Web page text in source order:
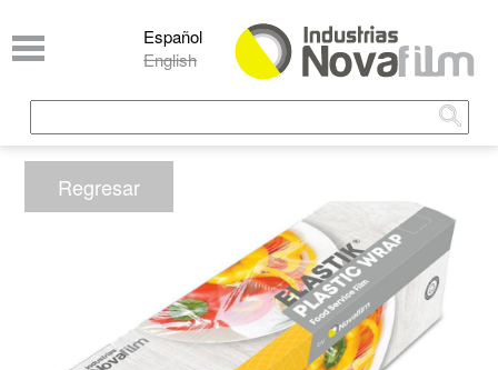
Español
English
Formulario de búsqueda
Regresar